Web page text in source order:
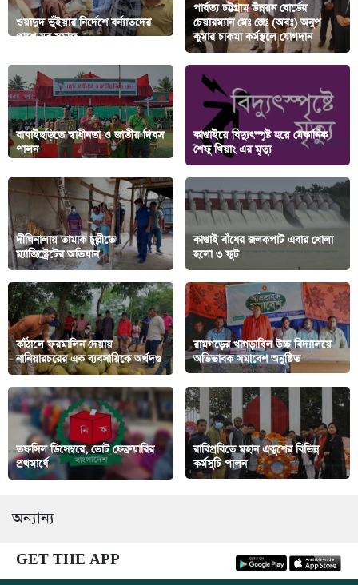
ওয়াদুদ ভুঁইয়ার নির্দেশে বর্ন্যাতদের
পাশে যুব সমাজ
পার্বত্য চট্টগ্রাম উন্নয়ন বোর্ডের
চেয়ারম্যান মেঃ জেঃ (অবঃ) অনুপ
কুমার চাকমা কর্মস্থলে যোগদান
বাঘাইছড়িতে স্বাধীনতা ও জাতীয় দিবস
পালন
কাপ্তাইয়ে বিদ্যুৎস্পৃষ্ট হয়ে মেকানিক
শৈফু খিয়াং এর মৃত্যু
দীঘিনালায় তামাক চুল্লীতে
ম্যাজিস্ট্রেটের অভিযান
কাপ্তাই বাঁধের জলকপাট এবার খোলা
হলো ৩ ফুট
কাঁঠালে ফরমালিন দেয়ায়
নানিয়ারচরের এক ব্যবসায়িকে অর্থদণ্ড
রামগড়ের খাগড়াবিল উচ্চ বিদ্যালয়ে
অভিভাবক সমাবেশ অনুষ্ঠিত
তফসিল ডিসেম্বরে, ভোট ফেব্রুয়ারির
প্রথমার্ধে
রাবিপ্রবিতে মহান একুশের বিভিন্ন
কর্মসুচি পালন
অন্যান্য
GET THE APP